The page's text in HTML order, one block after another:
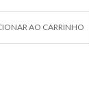
AO CARRINHO